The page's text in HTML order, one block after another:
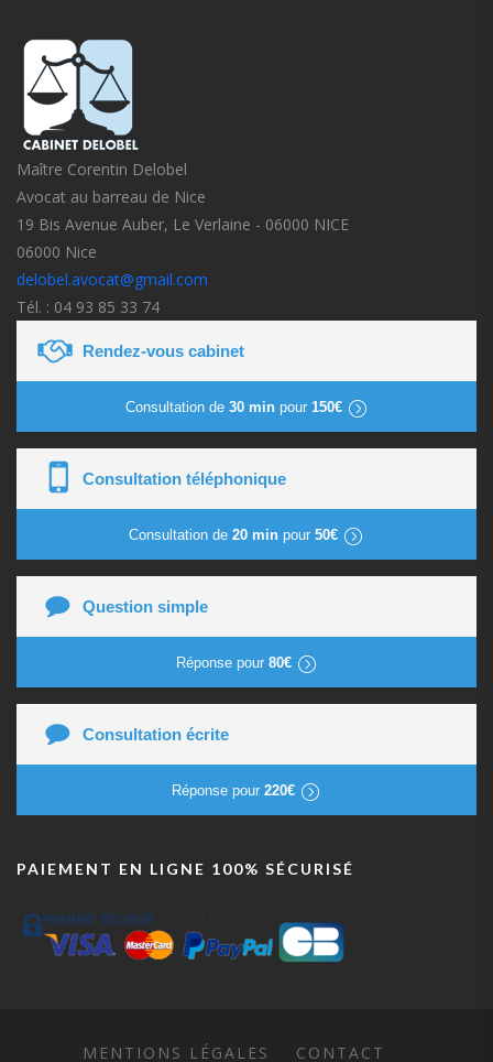
Maître Corentin Delobel
Avocat au barreau de Nice
19 Bis Avenue Auber, Le Verlaine - 06000 NICE
06000 Nice
delobel.avocat@gmail.com
Tél. : 04 93 85 33 74
Rendez-vous cabinet
Consultation de 30 minpour 150€
Consultation téléphonique
Consultation de 20 min pour 50€
Question simple
Réponse pour 80€
Consultation écrite
Réponse pour 220€
PAIEMENT EN LIGNE 100% SÉCURISÉ
MENTIONS LÉGALES CONTACT